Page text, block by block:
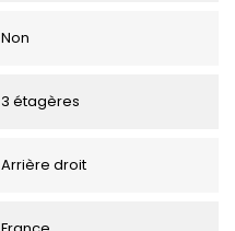
Non
3 étagères
Arrière droit